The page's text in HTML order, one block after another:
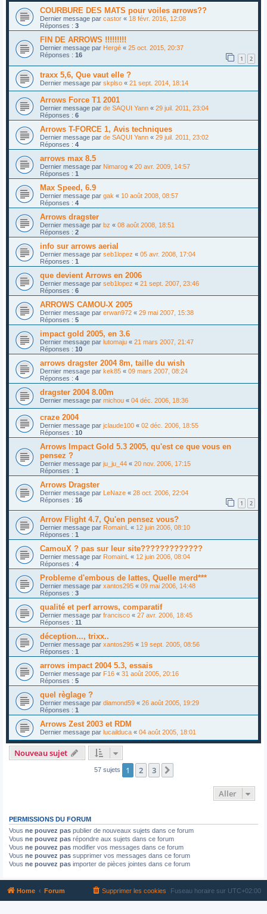
COURBURE DES MATS pour voiles arrows??
Dernier message par castor « 18 févr. 2016, 12:08
Réponses : 3
FIN DE ARROWS !!!!!!!!!
Dernier message par Hergé « 25 oct. 2015, 20:37
Réponses : 16 1 2
traxx 5,6, Que vaut elle ?
Dernier message par skplso « 21 sept. 2014, 18:14
Arrows Force T1 2001
Dernier message par de SAQUI Yann « 29 juil. 2011, 23:04
Réponses : 6
Arrows T-FORCE 1, Avis techniques
Dernier message par de SAQUI Yann « 29 juil. 2011, 23:02
Réponses : 4
arrows max 8.5
Dernier message par Nimarog « 20 avr. 2009, 14:57
Réponses : 1
Max Speed, 6.9
Dernier message par gak « 10 août 2008, 08:57
Réponses : 4
Arrows dragster
Dernier message par bz « 08 août 2008, 18:51
Réponses : 2
info sur arrows aerial
Dernier message par seb1lopez « 05 avr. 2008, 17:04
Réponses : 1
que devient Arrows en 2006
Dernier message par seb1lopez « 21 sept. 2007, 23:46
Réponses : 6
ARROWS CAMOU-X 2005
Dernier message par erwan972 « 29 mai 2007, 15:38
Réponses : 5
impact gold 2005, en 3.6
Dernier message par lutomaju « 21 mars 2007, 21:47
Réponses : 10
arrows dragster 2004 8m, taille du wish
Dernier message par kek85 « 09 mars 2007, 08:24
Réponses : 4
dragster 2004 8.00m
Dernier message par michou « 04 déc. 2006, 18:36
craze 2004
Dernier message par jclaude100 « 02 déc. 2006, 18:55
Réponses : 10
Arrows Impact Gold 5.3 2005, qu'est ce que vous en
pensez ?
Dernier message par ju_ju_44 « 20 nov. 2006, 17:15
Réponses : 1
Arrows Dragster
Dernier message par LeNaze « 28 oct. 2006, 22:04
Réponses : 16 1 2
Arrow Flight 4.7, Qu'en pensez vous?
Dernier message par RomainL « 12 juin 2006, 08:10
Réponses : 1
CamouX ? pas sur leur site?????????????
Dernier message par RomainL « 12 juin 2006, 08:04
Réponses : 4
Probleme d'embous de lattes, Quelle merd***
Dernier message par xantos295 « 09 mai 2006, 14:48
Réponses : 3
qualité et perf arrows, comparatif
Dernier message par francisco « 27 avr. 2006, 18:45
Réponses : 11
déception..., trixx..
Dernier message par xantos295 « 19 sept. 2005, 08:56
Réponses : 1
arrows impact 2004 5.3, essais
Dernier message par F16 « 31 août 2005, 20:16
Réponses : 5
quel règlage ?
Dernier message par diamond59 « 26 août 2005, 19:29
Réponses : 1
Arrows Zest 2003 et RDM
Dernier message par lucailduca « 04 août 2005, 18:01
Nouveau sujet
57 sujets 1 2 3
Aller
PERMISSIONS DU FORUM
Vous ne pouvez pas publier de nouveaux sujets dans ce forum
Vous ne pouvez pas répondre aux sujets dans ce forum
Vous ne pouvez pas modifier vos messages dans ce forum
Vous ne pouvez pas supprimer vos messages dans ce forum
Vous ne pouvez pas importer de pièces jointes dans ce forum
Home Forum Fuseau horaire sur UTC+02:00
Supprimer les cookies